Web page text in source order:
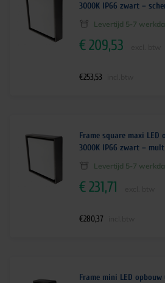
3000K IP66 zwart –
Levertijd 5-7
€209,53
€253,53
Frame square maxi LED
3000K IP66 zwart –
Levertijd 5-7
€231,71
€280,37
Frame mini LED